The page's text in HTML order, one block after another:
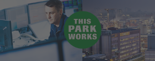
Kontakt
Anfahrt